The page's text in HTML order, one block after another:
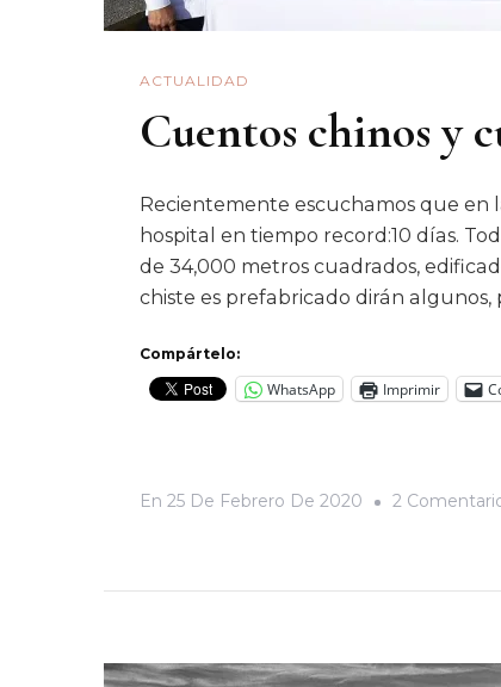
ACTUALIDAD
Cuentos chinos y
Recientemente escuchamos que en
hospital en tiempo record:10 días.
de 34,000 metros cuadrados,
chiste es prefabricado dirán
Compártelo:
WhatsApp Imprimir
En 25 De Febrero De 2020 2